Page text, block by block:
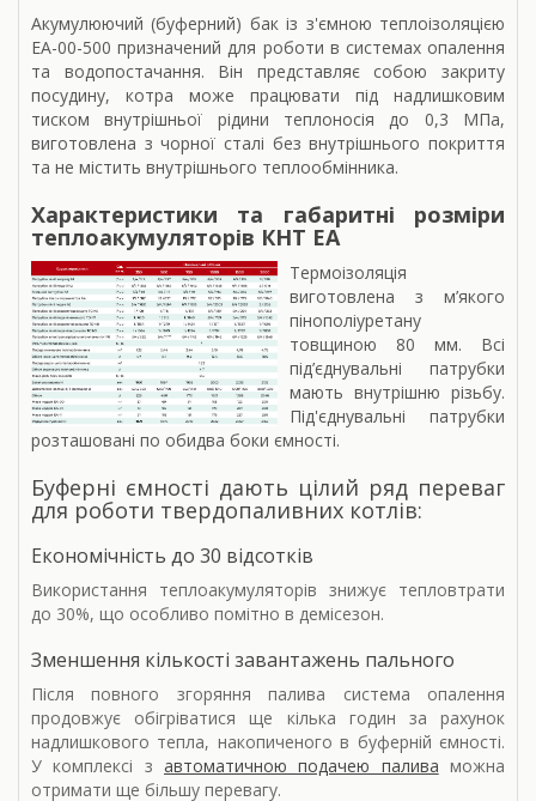
Акумулюючий (буферний) бак із з'ємною теплоізоляцією
ЕА-00-500 призначений для роботи в системах опалення
та водопостачання. Він представляє собою закриту
посудину, котра може працювати під надлишковим
тиском внутрішньої рідини теплоносія до 0,3 МПа,
виготовлена з чорної сталі без внутрішнього покриття
та не містить внутрішнього теплообмінника.
Характеристики та габаритні розміри
теплоакумуляторів КНТ ЕА
Термоізоляція
виготовлена з м’якого
пінополіуретану
товщиною 80 мм. Всі
під’єднувальні патрубки
мають внутрішню різьбу.
Під'єднувальні патрубки
розташовані по обидва боки ємності.
Буферні ємності дають цілий ряд переваг
для роботи твердопаливних котлів:
Економічність до 30 відсотків
Використання теплоакумуляторів знижує тепловтрати
до 30%, що особливо помітно в демісезон.
Зменшення кількості завантажень пального
Після повного згоряння палива система опалення
продовжує обігріватися ще кілька годин за рахунок
надлишкового тепла, накопиченого в буферній ємності.
У комплексі з автоматичною подачею палива можна
отримати ще більшу перевагу.